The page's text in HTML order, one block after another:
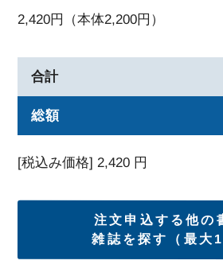
2,420円（本体2,200円）
合計
総額
[税込み価格]2,420 円
注文申込する他の
雑誌を探す（最大